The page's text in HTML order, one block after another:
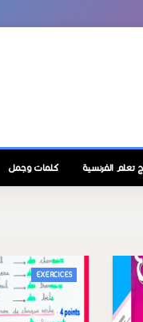
تعلم الفرنسية كلمات وجمل
EXERCICES